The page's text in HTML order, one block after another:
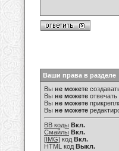
Ваши права в разделе
Вы не можете
Вы не можете
Вы не можете
Вы не можете
BB коды Вкл.
Смайлы Вкл.
[IMG] код Вкл.
HTML код Выкл.